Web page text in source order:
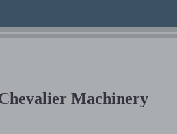
Machinery